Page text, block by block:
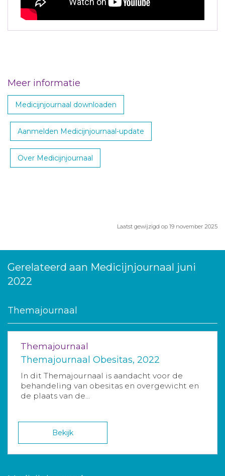
Meer informatie
Medicijnjournaal downloaden
Aanmelden Medicijnjournaal-update
Over Medicijnjournaal
Laatst gewijzigd op 19 november 2025
Gerelateerd aan Medicijnjournaal juni
2022
Themajournaal
Themajournaal
Themajournaal Obesitas, 2022
In dit Themajournaal is aandacht voor de
behandeling van obesitas en overgewicht en
de plaats van de...
Bekijk